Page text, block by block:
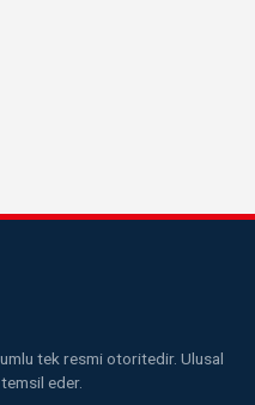
tek resmi otoritedir. Ulusal
eder.